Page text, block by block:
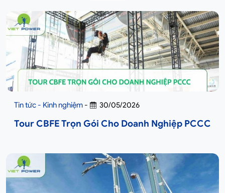
Tin tức - Kinh nghiệm - 30/05/2026
Tour CBFE Trọn Gói Cho Doanh Nghiệp PCCC